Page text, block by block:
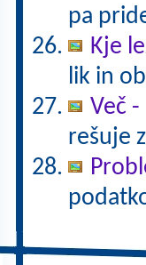
pa
Kje
lik in
Več
rešuje